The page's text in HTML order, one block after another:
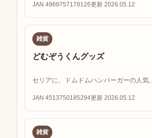
JAN 4969757178126更新 2026.05.12
雑貨
どむぞうくんグッズ
セリアに、ドムドムハンバーガーの人気...
JAN 4513750185294更新 2026.05.12
雑貨